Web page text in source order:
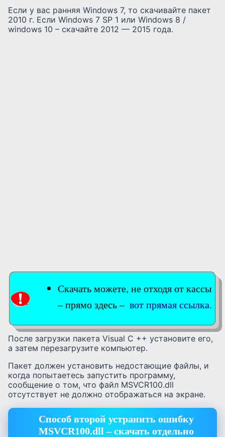
Если у вас ранняя Windows 7, то скачивайте пакет
2010 г. Если Windows 7 SP 1 или Windows 8 /
windows 10 – скачайте 2012 — 2015 года.
Скачать можете, не отходя от кассы
– прямо здесь – вот прямая ссылка.
После загрузки пакета Visual C ++ установите его,
а затем перезагрузите компьютер.
Пакет должен установить недостающие файлы, и
когда попытаетесь запустить программу,
сообщение о том, что файл MSVCR100.dll
отсутствует не должно отображаться на экране.
Способ второй устранить ошибку
MSVCR100.dll – скачать отдельно